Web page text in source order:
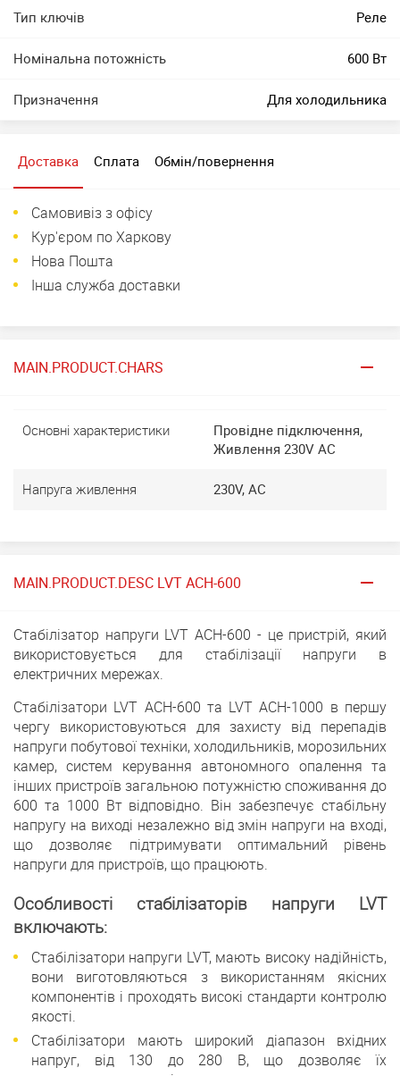
Тип ключів Реле
Номінальна потожність 600 Вт
Призначення Для холодильника
Доставка Сплата Обмін/повернення
Самовивіз з офісу
Кур'єром по Харкову
Нова Пошта
Інша служба доставки
MAIN.PRODUCT.CHARS
Основні характеристики
Провідне підключення,
Живлення 230V AC
Напруга живлення 230V, AC
MAIN.PRODUCT.DESC LVT АСН-600
Стабілізатор напруги LVT АСН-600 - це пристрій, який
використовується для стабілізації напруги в
електричних мережах.
Стабілізатори LVT АСН-600 та LVT АСН-1000 в першу
чергу використовуються для захисту від перепадів
напруги побутової техніки, холодильників, морозильних
камер, систем керування автономного опалення та
інших пристроїв загальною потужністю споживання до
600 та 1000 Вт відповідно. Він забезпечує стабільну
напругу на виході незалежно від змін напруги на вході,
що дозволяє підтримувати оптимальний рівень
напруги для пристроїв, що працюють.
Особливості стабілізаторів напруги LVT
включають:
Стабілізатори напруги LVT, мають високу надійність,
вони виготовляються з використанням якісних
компонентів і проходять високі стандарти контролю
якості.
Стабілізатори мають широкий діапазон вхідних
напруг, від 130 до 280 В, що дозволяє їх